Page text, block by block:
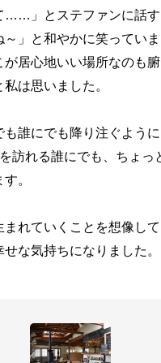
……」とステファンに話
～」と和やかに笑ってい
が居心地いい場所なのも
は思いました。
も誰にでも降り注ぐよう
訪れる誰にでも、ちょっ
。
まれていくことを想像し
な気持ちになりました。